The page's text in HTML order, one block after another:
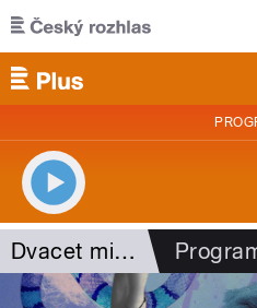
Přejít k hlavnímu obsahu
Dvacet minut Radiožurnálu